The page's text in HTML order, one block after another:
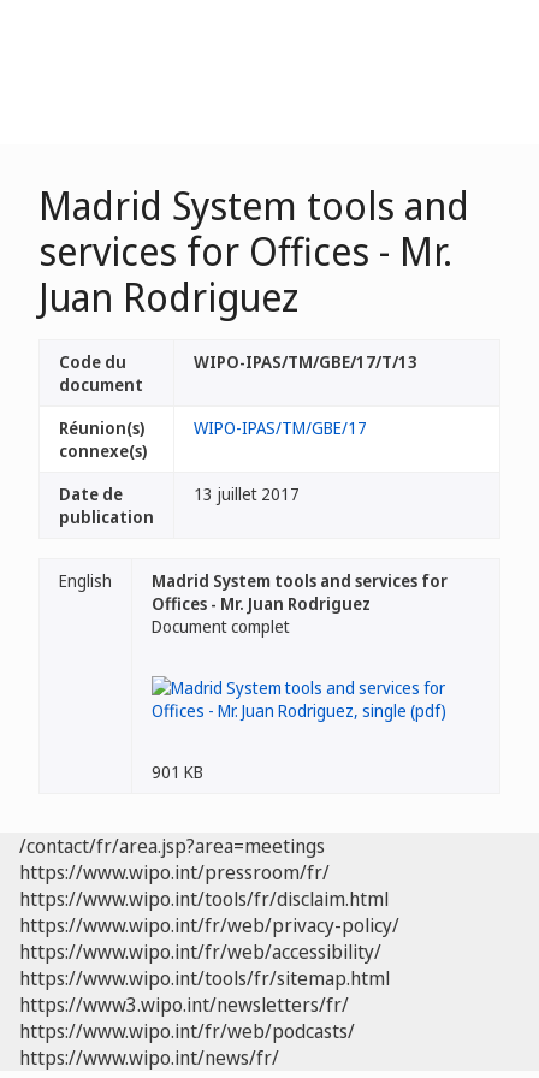
Madrid System tools and
services for Offices - Mr.
Juan Rodriguez
Code du
document
WIPO-IPAS/TM/GBE/17/T/13
Réunion(s)
connexe(s)
WIPO-IPAS/TM/GBE/17
Date de
publication
13 juillet 2017
English
Madrid System tools and services for
Offices - Mr. Juan Rodriguez
Document complet
901 KB
/contact/fr/area.jsp?area=meetings
https://www.wipo.int/pressroom/fr/
https://www.wipo.int/tools/fr/disclaim.html
https://www.wipo.int/fr/web/privacy-policy/
https://www.wipo.int/fr/web/accessibility/
https://www.wipo.int/tools/fr/sitemap.html
https://www3.wipo.int/newsletters/fr/
https://www.wipo.int/fr/web/podcasts/
https://www.wipo.int/news/fr/